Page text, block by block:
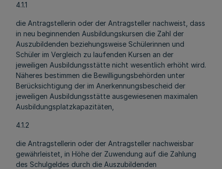
4.1.1
die Antragstellerin oder der Antragsteller nachweist, dass
in neu beginnenden Ausbildungskursen die Zahl der
Auszubildenden beziehungsweise Schülerinnen und
Schüler im Vergleich zu laufenden Kursen an der
jeweiligen Ausbildungsstätte nicht wesentlich erhöht wird.
Näheres bestimmen die Bewilligungsbehörden unter
Berücksichtigung der im Anerkennungsbescheid der
jeweiligen Ausbildungsstätte ausgewiesenen maximalen
Ausbildungsplatzkapazitäten,
4.1.2
die Antragstellerin oder der Antragsteller nachweisbar
gewährleistet, in Höhe der Zuwendung auf die Zahlung
des Schulgeldes durch die Auszubildenden